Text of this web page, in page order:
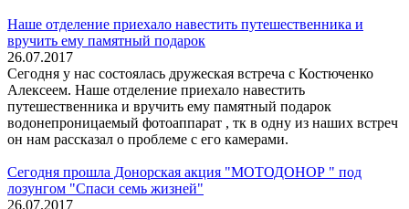
Наше отделение приехало навестить путешественника и
вручить ему памятный подарок
26.07.2017
Сегодня у нас состоялась дружеская встреча с Костюченко
Алексеем. Наше отделение приехало навестить
путешественника и вручить ему памятный подарок
водонепроницаемый фотоаппарат , тк в одну из наших встреч
он нам рассказал о проблеме с его камерами.
Сегодня прошла Донорская акция "МОТОДОНОР " под
лозунгом "Спаси семь жизней"
26.07.2017